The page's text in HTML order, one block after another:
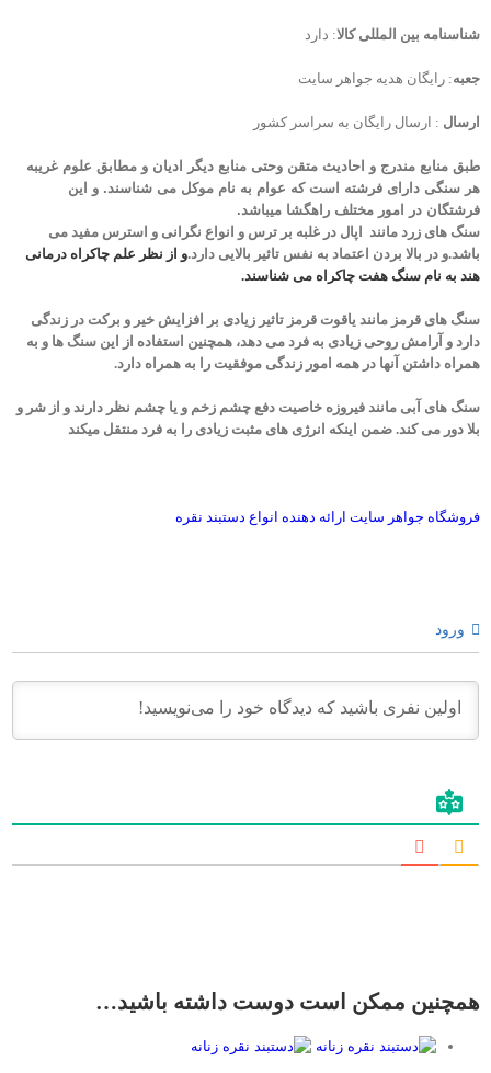
شناسنامه بین المللی کالا: دارد
جعبه: رایگان هدیه جواهر سایت
ارسال : ارسال رایگان به سراسر کشور
طبق منابع مندرج و احادیث متقن وحتی منابع دیگر ادیان و مطابق علوم غریبه
هر سنگی دارای فرشته است که عوام به نام موکل می شناسند. و این
فرشتگان در امور مختلف راهگشا میباشد.
سنگ های زرد مانند اپال در غلبه بر ترس و انواع نگرانی و استرس مفید می
باشد.و در بالا بردن اعتماد به نفس تاثیر بالایی دارد.و از نظر علم چاکراه درمانی
هند به نام سنگ هفت چاکراه می شناسند.
سنگ های قرمز مانند یاقوت قرمز تاثیر زیادی بر افزایش خیر و برکت در زندگی
دارد و آرامش روحی زیادی به فرد می دهد، همچنین استفاده از این سنگ ها و به
همراه داشتن آنها در همه امور زندگی موفقیت را به همراه دارد.
سنگ های آبی مانند فیروزه خاصیت دفع چشم زخم و یا چشم نظر دارند و از شر و
بلا دور می کند. ضمن اینکه انرژی های مثبت زیادی را به فرد منتقل میکند
فروشگاه جواهر سایت ارائه دهنده انواع دستبند نقره
ورود
همچنین ممکن است دوست داشته باشید…